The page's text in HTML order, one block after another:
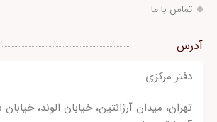
تماس با ما
آدرس
دفتر مرکزی
تهران، میدان آرژانتین، خیابان الوند،